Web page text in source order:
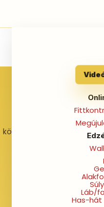
Láb/
Has-hát
Otthoni edzések,
követhető programok,
érezd magad a
Videótár belépés